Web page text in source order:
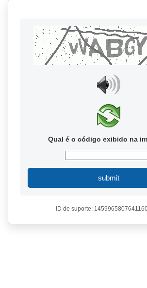
Qual é o código exibido na
submit
ID de suporte: